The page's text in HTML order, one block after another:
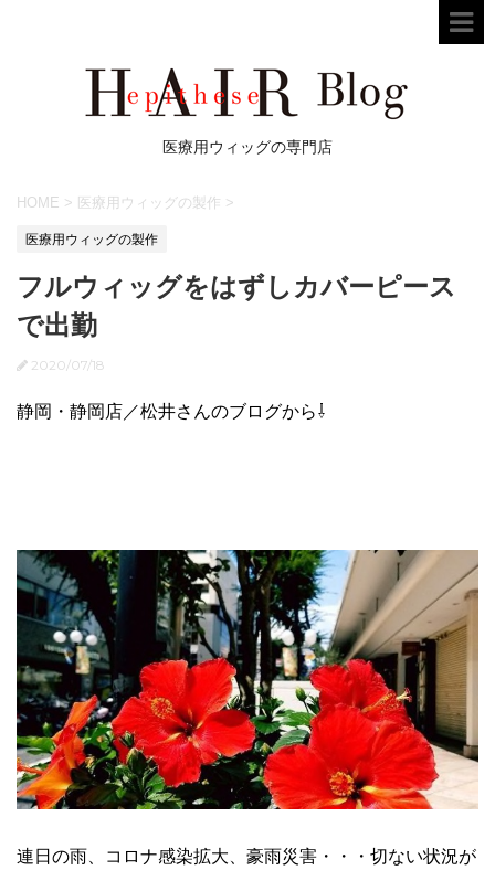
医療用ウィッグの専門店
HOME > 医療用ウィッグの製作 >
医療用ウィッグの製作
フルウィッグをはずしカバーピース
で出勤
2020/07/18
静岡・静岡店／松井さんのブログから⇩
連日の雨、コロナ感染拡大、豪雨災害・・・切ない状況が